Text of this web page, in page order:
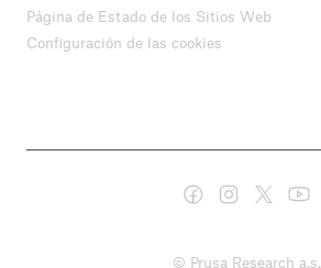
Página de Estado de los Sitios Web
Configuración de las cookies
© Prusa Research a.s.